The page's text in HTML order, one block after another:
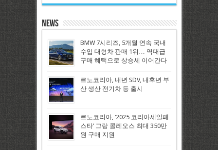
News
BMW 7시리즈, 5개월 연속 국내
수입 대형차 판매 1위… 역대급
구매 혜택으로 상승세 이어간다
르노코리아, 내년 SDV, 내후년 부
산 생산 전기차 등 출시
르노코리아, ‘2025 코리아세일페
스타’ 그랑 콜레오스 최대 350만
원 구매 지원